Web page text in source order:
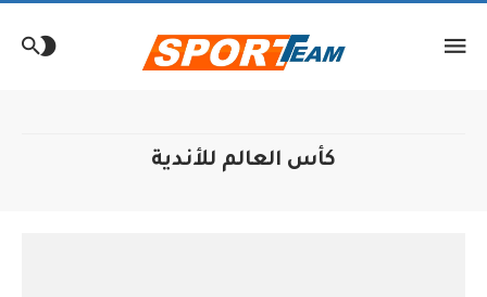
كأس العالم للأندية